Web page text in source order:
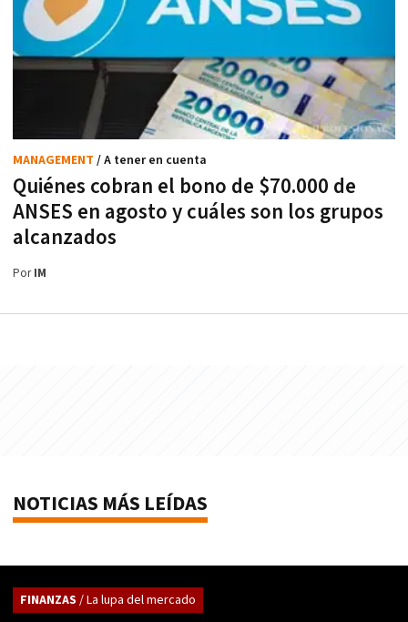
Quiénes cobran el bono de $70.000 de
ANSES en agosto y cuáles son los grupos
alcanzados
MANAGEMENT / A tener en cuenta
PorIM
NOTICIAS MÁS LEÍDAS
FINANZAS / La lupa del mercado